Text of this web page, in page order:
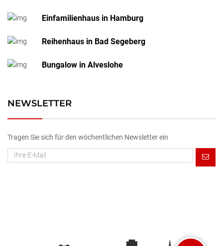
Einfamilienhaus in Hamburg
Reihenhaus in Bad Segeberg
Bungalow in Alveslohe
NEWSLETTER
Tragen Sie sich für den wöchentlichen Newsletter ein